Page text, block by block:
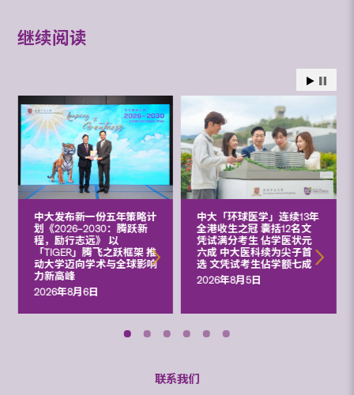
继续阅读
中大发布新一份五年策略计
划《2026‒2030：腾跃新
程，励行志远》 以
「TIGER」腾飞之跃框架 推
动大学迈向学术与全球影响
力新高峰
2026年8月6日
中大「环球医学」连续13年
全港收生之冠 囊括12名文
凭试满分考生 佔学医状元
六成 中大医科续为尖子首
选 文凭试考生佔学额七成
2026年8月5日
联系我们